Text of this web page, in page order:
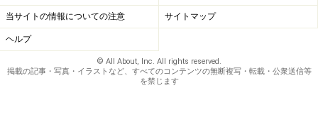
た国を見つける一つの基準になるかもしれませんね！
【関連記事】
当サイトの情報についての注意 サイトマップ
ヘルプ
© All About, Inc. All rights reserved.
掲載の記事・写真・イラストなど、すべてのコンテンツの無断複写・転載・公衆送信等
を禁じます